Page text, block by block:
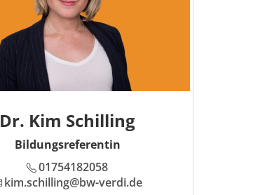
Dr. Kim Schilling
Bildungsreferentin
01754182058
kim.schilling@bw-verdi.de